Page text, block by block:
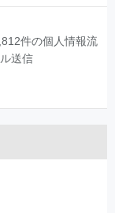
件の個人情報流
送信